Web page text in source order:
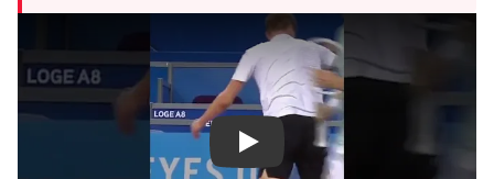
Смотреть видео YouTube